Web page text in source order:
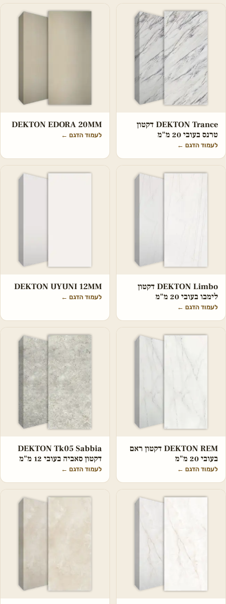
DEKTON Trance דקטון
טרנס בעובי 20 מ"מ
לעמוד הדגם ←
DEKTON EDORA 20MM
לעמוד הדגם ←
DEKTON Limbo דקטון
לימבו בעובי 20 מ"מ
לעמוד הדגם ←
DEKTON UYUNI 12MM
לעמוד הדגם ←
DEKTON REM דקטון ראם
בעובי 20 מ"מ
לעמוד הדגם ←
DEKTON Tk05 Sabbia
דקטון סאביה בעובי 12 מ"מ
לעמוד הדגם ←